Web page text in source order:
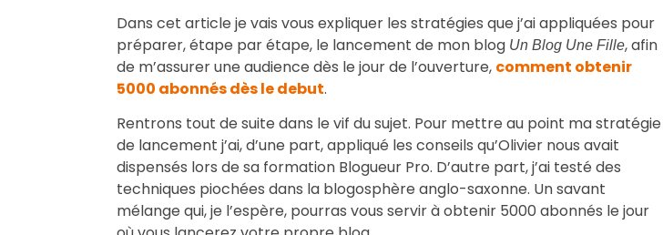
Dans cet article je vais vous expliquer les stratégies que j’ai appliquées pour
préparer, étape par étape, le lancement de mon blog Un Blog Une Fille, afin
de m’assurer une audience dès le jour de l’ouverture, comment obtenir
5000 abonnés dès le debut.
Rentrons tout de suite dans le vif du sujet. Pour mettre au point ma stratégie
de lancement j’ai, d’une part, appliqué les conseils qu’Olivier nous avait
dispensés lors de sa formation Blogueur Pro. D’autre part, j’ai testé des
techniques piochées dans la blogosphère anglo-saxonne. Un savant
mélange qui, je l’espère, pourras vous servir à obtenir 5000 abonnés le jour